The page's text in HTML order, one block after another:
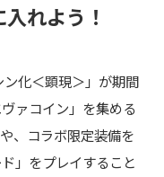
れよう！
化＜顕現＞」が期間
ァコイン」を集める
、コラボ限定装備を
」をプレイすること